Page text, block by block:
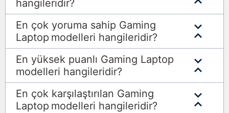
hangileridir?
En çok yoruma sahip Gaming
Laptop modelleri hangileridir?
En yüksek puanlı Gaming Laptop
modelleri hangileridir?
En çok karşılaştırılan Gaming
Laptop modelleri hangileridir?